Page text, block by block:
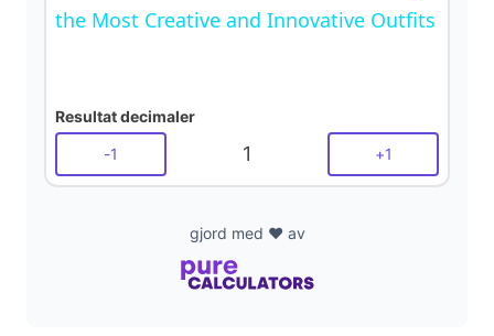
a
V
i
d
the Most Creative and Innovative Outfits
Resultat decimaler
-1 1 +1
gjord med ❤️ av